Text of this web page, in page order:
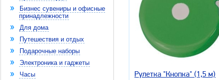
Бизнес сувениры и офисные
принадлежности
Для дома
Путешествия и отдых
Подарочные наборы
Электроника и гаджеты
Часы
Рулетка "Кнопка" (1,5 м)